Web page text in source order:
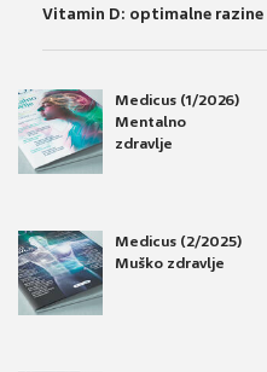
Vitamin D: optimalne razine
Medicus (1/2026)
Mentalno
zdravlje
Medicus (2/2025)
Muško zdravlje